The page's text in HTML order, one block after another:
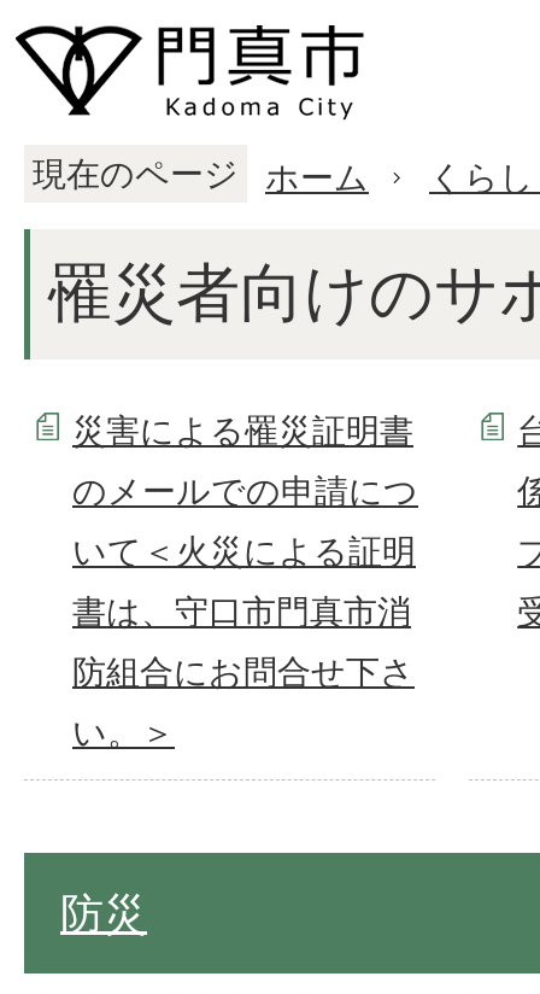
現在のページ ホーム くら
罹災者向けのサ
災害による罹災証明書
のメールでの申請につ
いて＜火災による証明
書は、守口市門真市消
防組合にお問合せ下さ
い。＞
防災